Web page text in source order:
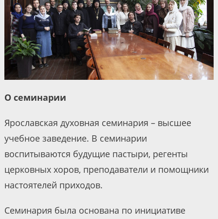
О семинарии
Ярославская духовная семинария – высшее
учебное заведение. В семинарии
воспитываются будущие пастыри, регенты
церковных хоров, преподаватели и помощники
настоятелей приходов.
Семинария была основана по инициативе